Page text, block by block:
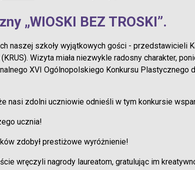
„WIOSKI BEZ TROSKI”.
naszej szkoły wyjątkowych gości - przedstawicieli
Wizyta miała niezwykle radosny charakter,
XVI Ogólnopolskiego Konkursu Plastycznego
nasi zdolni uczniowie odnieśli w tym konkursie
ucznia!
zdobył prestiżowe wyróżnienie!
wręczyli nagrody laureatom, gratulując im